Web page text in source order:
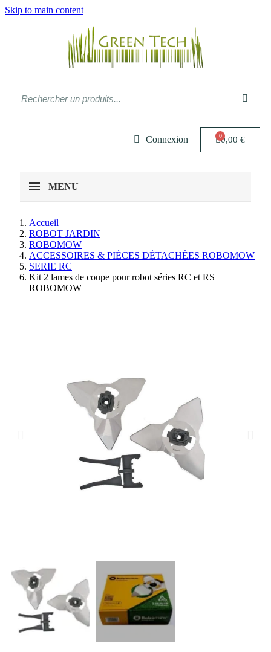
Skip to main content
Connexion 0,00 €
MENU
Accueil
ROBOT JARDIN
ROBOMOW
ACCESSOIRES & PIÈCES DÉTACHÉES ROBOMOW
SERIE RC
Kit 2 lames de coupe pour robot séries RC et RS
ROBOMOW